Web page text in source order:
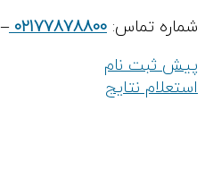
پرش به محتوا
شماره تماس: 02177878800
–
پیش ثبت نام
استعلام نتایج